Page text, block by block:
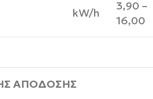
kW/h
3,90 –
16,00
ΑΠΟΔΟΣΗΣ